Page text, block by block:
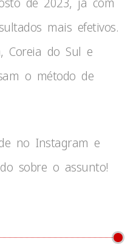
mais efetivos.
Coreia do Sul e
o método de
no Instagram e
sobre o assunto!